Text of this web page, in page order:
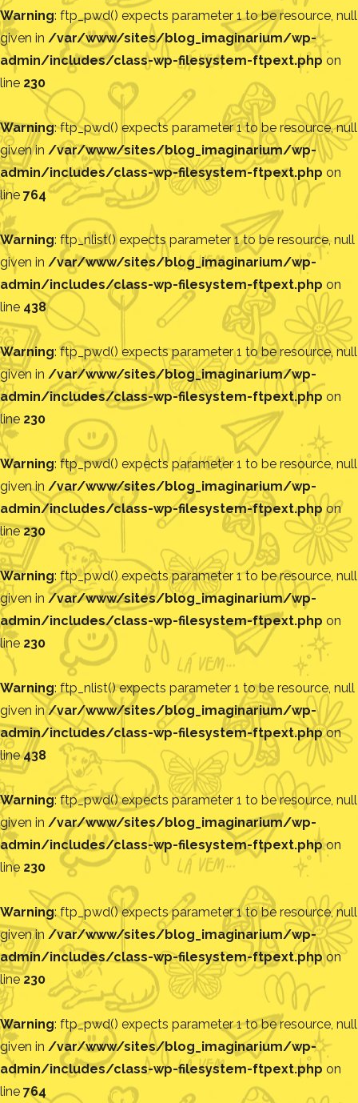
Warning: ftp_pwd() expects parameter 1 to be resource, null
given in /var/www/sites/blog_imaginarium/wp-
admin/includes/class-wp-filesystem-ftpext.php on
line 230
Warning: ftp_pwd() expects parameter 1 to be resource, null
given in /var/www/sites/blog_imaginarium/wp-
admin/includes/class-wp-filesystem-ftpext.php on
line 764
Warning: ftp_nlist() expects parameter 1 to be resource, null
given in /var/www/sites/blog_imaginarium/wp-
admin/includes/class-wp-filesystem-ftpext.php on
line 438
Warning: ftp_pwd() expects parameter 1 to be resource, null
given in /var/www/sites/blog_imaginarium/wp-
admin/includes/class-wp-filesystem-ftpext.php on
line 230
Warning: ftp_pwd() expects parameter 1 to be resource, null
given in /var/www/sites/blog_imaginarium/wp-
admin/includes/class-wp-filesystem-ftpext.php on
line230
Warning: ftp_pwd() expects parameter 1 to be resource, null
given in /var/www/sites/blog_imaginarium/wp-
admin/includes/class-wp-filesystem-ftpext.php on
line 230
Warning: ftp_nlist() expects parameter 1 to be resource, null
given in/var/www/sites/blog_imaginarium/wp-
admin/includes/class-wp-filesystem-ftpext.phpon
line438
Warning: ftp_pwd() expects parameter 1 to be resource, null
given in /var/www/sites/blog_imaginarium/wp-
admin/includes/class-wp-filesystem-ftpext.phpon
line 230
Warning: ftp_pwd() expects parameter 1 to be resource, null
given in /var/www/sites/blog_imaginarium/wp-
admin/includes/class-wp-filesystem-ftpext.phpon
line230
Warning: ftp_pwd() expects parameter 1 to be resource, null
given in /var/www/sites/blog_imaginarium/wp-
admin/includes/class-wp-filesystem-ftpext.php on
line 764